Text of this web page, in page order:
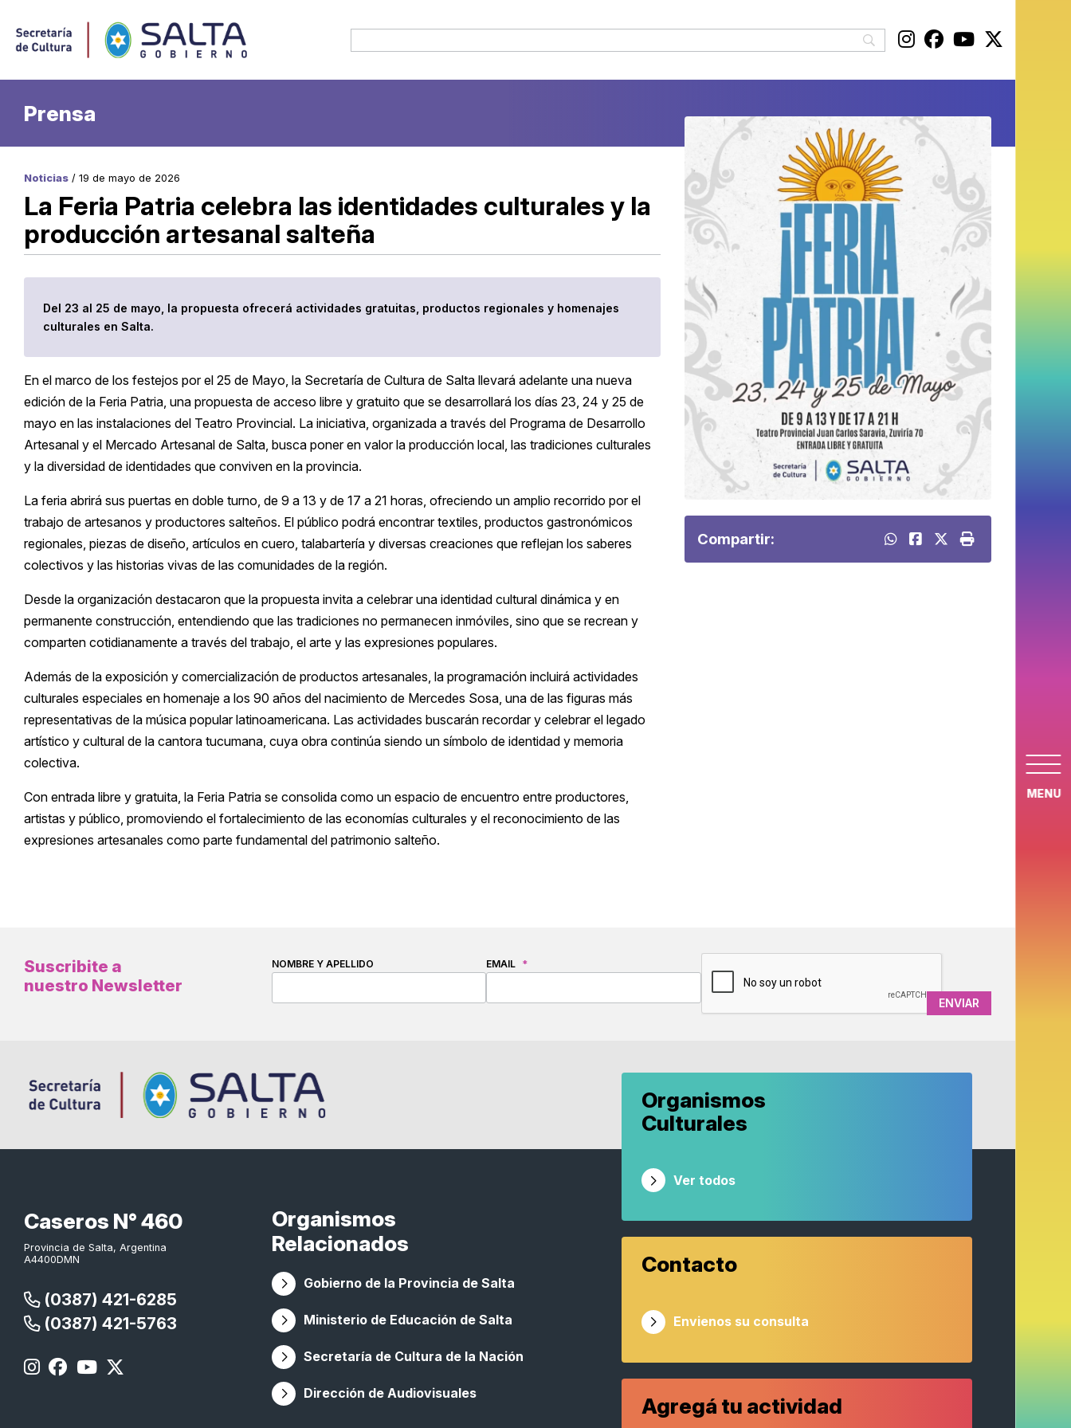
MENU
Prensa
Noticias / 19 de mayo de 2026
La Feria Patria celebra las identidades culturales y la
producción artesanal salteña
Del 23 al 25 de mayo, la propuesta ofrecerá actividades gratuitas, productos regionales y homenajes
culturales en Salta.
En el marco de los festejos por el 25 de Mayo, la Secretaría de Cultura de Salta llevará adelante una nueva
edición de la Feria Patria, una propuesta de acceso libre y gratuito que se desarrollará los días 23, 24 y 25 de
mayo en las instalaciones del Teatro Provincial. La iniciativa, organizada a través del Programa de Desarrollo
Artesanal y el Mercado Artesanal de Salta, busca poner en valor la producción local, las tradiciones culturales
y la diversidad de identidades que conviven en la provincia.
La feria abrirá sus puertas en doble turno, de 9 a 13 y de 17 a 21 horas, ofreciendo un amplio recorrido por el
trabajo de artesanos y productores salteños. El público podrá encontrar textiles, productos gastronómicos
regionales, piezas de diseño, artículos en cuero, talabartería y diversas creaciones que reflejan los saberes
colectivos y las historias vivas de las comunidades de la región.
Desde la organización destacaron que la propuesta invita a celebrar una identidad cultural dinámica y en
permanente construcción, entendiendo que las tradiciones no permanecen inmóviles, sino que se recrean y
comparten cotidianamente a través del trabajo, el arte y las expresiones populares.
Además de la exposición y comercialización de productos artesanales, la programación incluirá actividades
culturales especiales en homenaje a los 90 años del nacimiento de Mercedes Sosa, una de las figuras más
representativas de la música popular latinoamericana. Las actividades buscarán recordar y celebrar el legado
artístico y cultural de la cantora tucumana, cuya obra continúa siendo un símbolo de identidad y memoria
colectiva.
Con entrada libre y gratuita, la Feria Patria se consolida como un espacio de encuentro entre productores,
artistas y público, promoviendo el fortalecimiento de las economías culturales y el reconocimiento de las
expresiones artesanales como parte fundamental del patrimonio salteño.
Compartir:
Suscribite a
nuestro Newsletter
NOMBRE Y APELLIDO EMAIL *
Caseros N° 460
Provincia de Salta, Argentina
A4400DMN
(0387) 421-6285
(0387) 421-5763
Organismos
Relacionados
Gobierno de la Provincia de Salta
Ministerio de Educación de Salta
Secretaría de Cultura de la Nación
Dirección de Audiovisuales
Organismos
Culturales
Ver todos
Contacto
Envienos su consulta
Agregá tu actividad